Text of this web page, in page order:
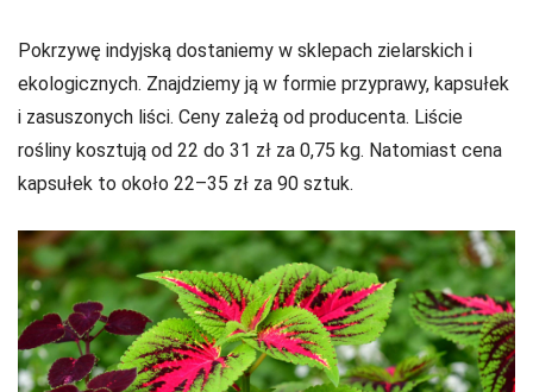
Pokrzywę indyjską dostaniemy w sklepach zielarskich i
ekologicznych. Znajdziemy ją w formie przyprawy, kapsułek
i zasuszonych liści. Ceny zależą od producenta. Liście
rośliny kosztują od 22 do 31 zł za 0,75 kg. Natomiast cena
kapsułek to około 22–35 zł za 90 sztuk.